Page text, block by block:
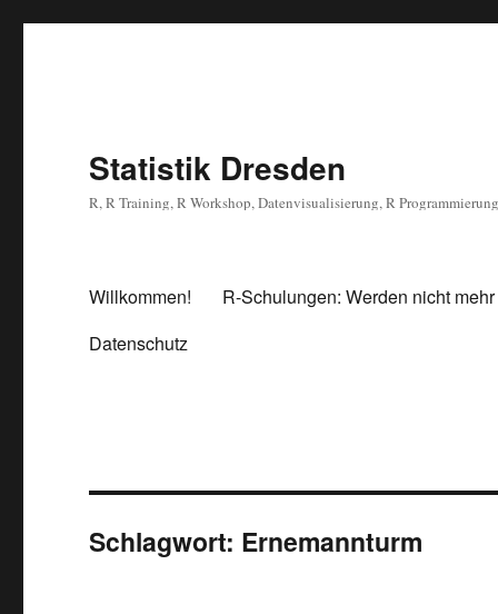
Statistik Dresden
R, R Training, R Workshop, Datenvisualisierung, R Programmierung
Willkommen! R-Schulungen: Werden nicht
Datenschutz
Schlagwort: Ernemannturm